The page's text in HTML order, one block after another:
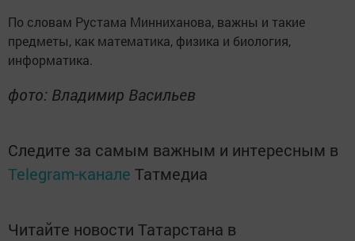
По словам Рустама Минниханова, важны и такие
предметы, как математика, физика и биология,
информатика.
фото: Владимир Васильев
Следите за самым важным и интересным в
Telegram-канале Татмедиа
Читайте новости Татарстана в